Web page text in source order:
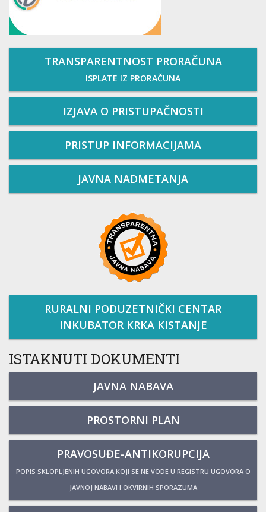
TRANSPARENTNOST PRORAČUNA
ISPLATE IZ PRORAČUNA
IZJAVA O PRISTUPAČNOSTI
PRISTUP INFORMACIJAMA
JAVNA NADMETANJA
RURALNI PODUZETNIČKI CENTAR
INKUBATOR KRKA KISTANJE
ISTAKNUTI DOKUMENTI
JAVNA NABAVA
PROSTORNI PLAN
PRAVOSUĐE-ANTIKORUPCIJA
POPIS SKLOPLJENIH UGOVORA KOJI SE NE VODE U REGISTRU UGOVORA O
JAVNOJ NABAVI I OKVIRNIH SPORAZUMA